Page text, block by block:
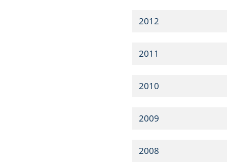
2012
2011
2010
2009
2008